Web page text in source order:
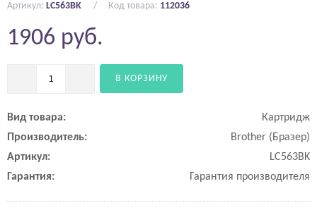
Артикул: LC563BK Код товара: 112036
Вид товара:
Картридж
Производитель:
Brother (Бразер)
Артикул:
LC563BK
Гарантия:
Гарантия производителя
1906 руб.
В КОРЗИНУ